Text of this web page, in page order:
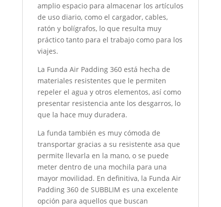
amplio espacio para almacenar los artículos
de uso diario, como el cargador, cables,
ratón y bolígrafos, lo que resulta muy
práctico tanto para el trabajo como para los
viajes.
La Funda Air Padding 360 está hecha de
materiales resistentes que le permiten
repeler el agua y otros elementos, así como
presentar resistencia ante los desgarros, lo
que la hace muy duradera.
La funda también es muy cómoda de
transportar gracias a su resistente asa que
permite llevarla en la mano, o se puede
meter dentro de una mochila para una
mayor movilidad. En definitiva, la Funda Air
Padding 360 de SUBBLIM es una excelente
opción para aquellos que buscan